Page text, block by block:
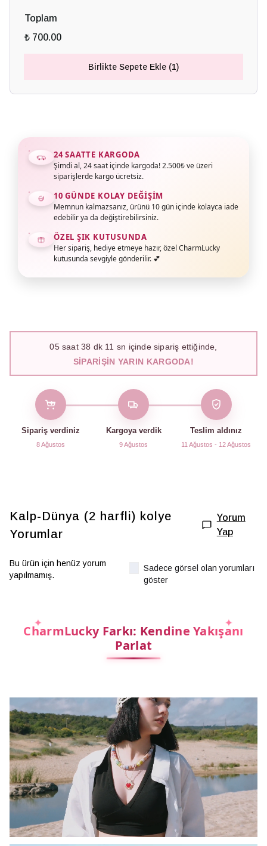
Toplam
₺ 700.00
Birlikte Sepete Ekle (1)
24 SAATTE KARGODA
Şimdi al, 24 saat içinde kargoda! 2.500₺ ve üzeri
siparişlerde kargo ücretsiz.
10 GÜNDE KOLAY DEĞIŞIM
Memnun kalmazsanız, ürünü 10 gün içinde kolayca iade
edebilir ya da değiştirebilirsiniz.
ÖZEL ŞIK KUTUSUNDA
Her sipariş, hediye etmeye hazır, özel CharmLucky
kutusunda sevgiyle gönderilir. 💕
05saat 38 dk 10 sn içinde sipariş ettiğinde,
SIPARIŞIN YARIN KARGODA!
Sipariş verdiniz
8 Ağustos
Kargoya verdik
9 Ağustos
Teslim aldınız
11 Ağustos - 12 Ağustos
Kalp-Dünya (2 harfli) kolye
Yorumlar
Yorum
Yap
Bu ürün için henüz yorum
yapılmamış.
Sadece görsel olan yorumları
göster
CharmLucky Farkı: Kendine Yakışanı
Parlat